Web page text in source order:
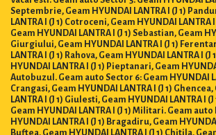
Septembrie, Geam HYUNDAI LANTRA I (J 1)
LANTRA I (J 1) Cotroceni, Geam HYUNDAI LANTRA
Geam HYUNDAI LANTRA I (J 1) Sebastian, Geam
Giurgiului, Geam HYUNDAI LANTRA I (J 1)
LANTRA I (J 1) Rahova, Geam HYUNDAI LANTRA I
HYUNDAI LANTRA I (J 1) Pieptanari, Geam
Autobuzul. Geam auto Sector 6: Geam HYUNDAI
Crangasi, Geam HYUNDAI LANTRA I (J 1)
LANTRA I (J 1) Giulesti, Geam HYUNDAI LANTRA I
Geam HYUNDAI LANTRA I (J 1) Militari. Geam auto
HYUNDAI LANTRA I (J 1) Bragadiru, Geam
Buftea, Geam HYUNDAI LANTRA I (J 1) Chitila,